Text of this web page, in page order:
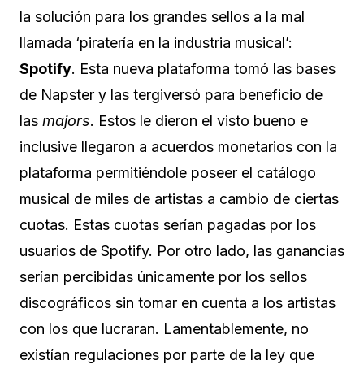
la solución para los grandes sellos a la mal
llamada ‘piratería en la industria musical’:
Spotify. Esta nueva plataforma tomó las bases
de Napster y las tergiversó para beneficio de
las majors. Estos le dieron el visto bueno e
inclusive llegaron a acuerdos monetarios con la
plataforma permitiéndole poseer el catálogo
musical de miles de artistas a cambio de ciertas
cuotas. Estas cuotas serían pagadas por los
usuarios de Spotify. Por otro lado, las ganancias
serían percibidas únicamente por los sellos
discográficos sin tomar en cuenta a los artistas
con los que lucraran. Lamentablemente, no
existían regulaciones por parte de la ley que